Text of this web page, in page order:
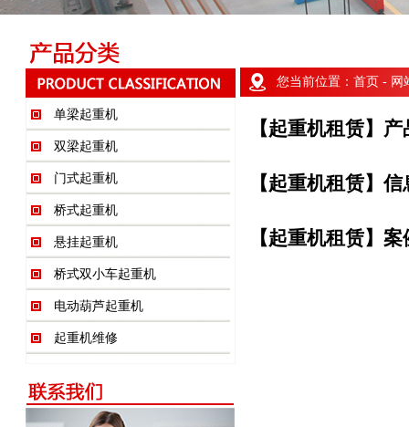
单梁起重机
双梁起重机
门式起重机
桥式起重机
悬挂起重机
桥式双小车起重机
电动葫芦起重机
起重机维修
您当前位置： 首页- 网
【起重机租赁】产
【起重机租赁】信
【起重机租赁】案